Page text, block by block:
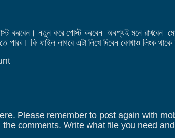
করবেন। নতুন করে পোস্ট করবেন অবশ্যই মনে রাখবেন
পারব। কি ফাইল লাগবে এটা লিখে দিবেন কোথাও লিংক থাকে
Please remember to post again with
comments. Write what file you need